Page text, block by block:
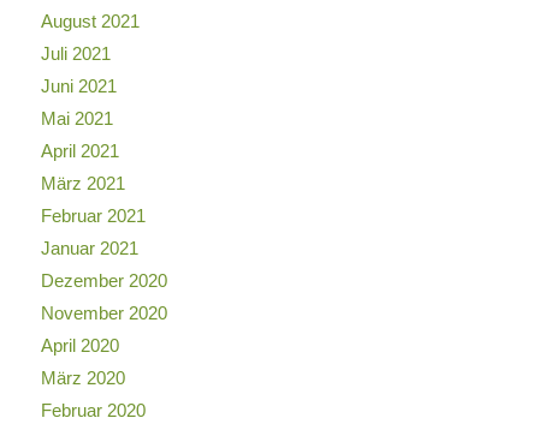
August 2021
Juli 2021
Juni 2021
Mai 2021
April 2021
März 2021
Februar 2021
Januar 2021
Dezember 2020
November 2020
April 2020
März 2020
Februar 2020